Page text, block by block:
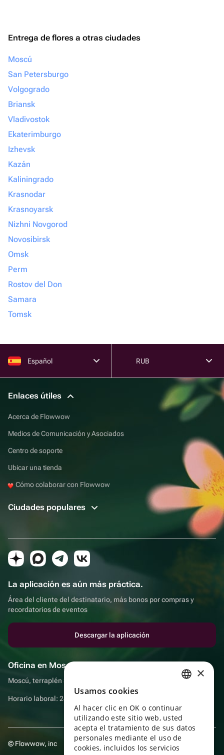
Entrega de flores a otras ciudades
Moscú
San Petersburgo
Volgogrado
Briansk
Vladivostok
Ekaterimburgo
Izhevsk
Kazán
Kaliningrado
Krasnodar
Krasnoyarsk
Nizhni Novgorod
Novosibirsk
Omsk
Perm
Rostov del Don
Samara
Tomsk
Español RUB
Enlaces útiles
Acerca de Flowwow
Medios de Comunicación y Asociados
Centro de soporte
Ubicar una tienda
Cómo colaborar con Flowwow
Ciudades populares
La aplicación es aún más práctica.
Área del cliente del destinatario, más bonos por compras y
recordatorios de eventos
Descargar la aplicación
Oficina en Moscú
Moscú, terraplén Sadovnicheskaya, 9, sala 2/3
Horario laboral: 24 horas
© Flowwow, inc
ENGLISH
UKRAINIAN
PORTUGUESE
×
Usamos cookies
Al hacer clic en OK o continuar
utilizando este sitio web, usted
acepta el tratamiento de sus datos
personales mediante el uso de
cookies, incluidos los servicios